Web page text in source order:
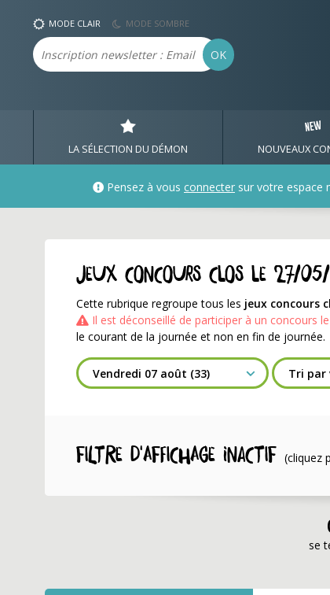
Jeux concours qui se
MODE CLAIR MODE SOMBRE
Email OK
LA SÉLECTION DU DÉMON NOUVEAUX
Pensez à vous connecter sur votre espace
Jeux concours clos le 27/
Cette rubrique regroupe tous les jeux concours
Il est déconseillé de participer à un concours
le courant de la journée et non en fin de journée.
Filtre d'affichage INACTIF (cliquez
se